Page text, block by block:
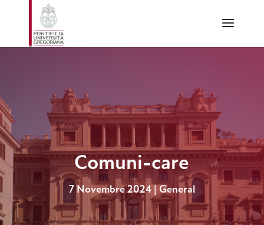
Comuni-care
7 Novembre 2024| General